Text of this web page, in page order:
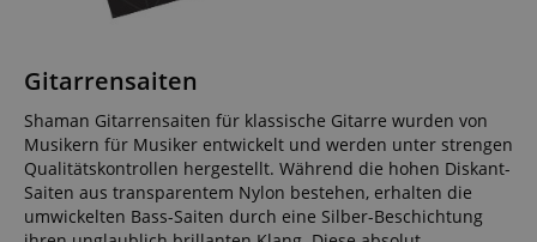
Gitarrensaiten
Shaman Gitarrensaiten für klassische Gitarre wurden von
Musikern für Musiker entwickelt und werden unter strengen
Qualitätskontrollen hergestellt. Während die hohen Diskant-
Saiten aus transparentem Nylon bestehen, erhalten die
umwickelten Bass-Saiten durch eine Silber-Beschichtung